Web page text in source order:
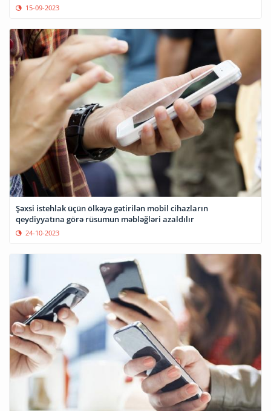
15-09-2023
Şəxsi istehlak üçün ölkəyə gətirilən mobil cihazların
qeydiyyatına görə rüsumun məbləğləri azaldılır
24-10-2023